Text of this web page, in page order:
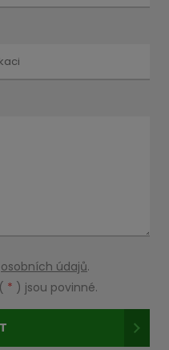
osobních údajů.
* ) jsou povinné.